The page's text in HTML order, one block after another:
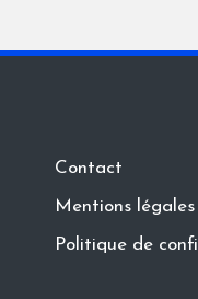
Contact
Mentions légales
Politique de